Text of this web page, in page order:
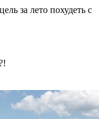
за лето похудеть с